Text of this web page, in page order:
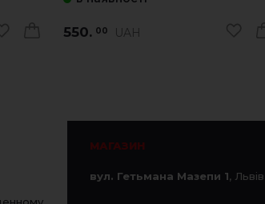
550. 00 UAH
МАГАЗИН
вул. Гетьмана Мазепи 1, Львів